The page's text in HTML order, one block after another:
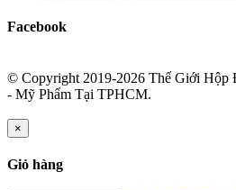
Facebook
© Copyright 2019-2026 Thế Giới
- Mỹ Phẩm Tại TPHCM.
×
Giỏ hàng